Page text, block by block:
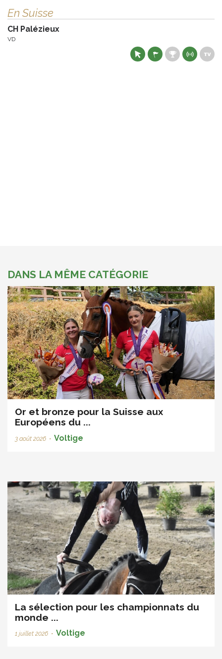
En Suisse
CH Palézieux
VD
DANS LA MÊME CATÉGORIE
Or et bronze pour la Suisse aux
Européens du ...
3 août 2026 • Voltige
La sélection pour les championnats du
monde ...
1 juillet 2026 • Voltige